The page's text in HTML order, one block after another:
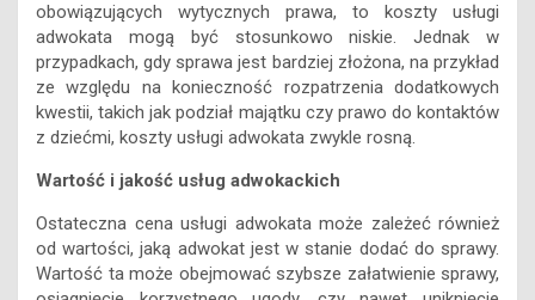
obowiązujących wytycznych prawa, to koszty usługi
adwokata mogą być stosunkowo niskie. Jednak w
przypadkach, gdy sprawa jest bardziej złożona, na przykład
ze względu na konieczność rozpatrzenia dodatkowych
kwestii, takich jak podział majątku czy prawo do kontaktów
z dziećmi, koszty usługi adwokata zwykle rosną.
Wartość i jakość usług adwokackich
Ostateczna cena usługi adwokata może zależeć również
od wartości, jaką adwokat jest w stanie dodać do sprawy.
Wartość ta może obejmować szybsze załatwienie sprawy,